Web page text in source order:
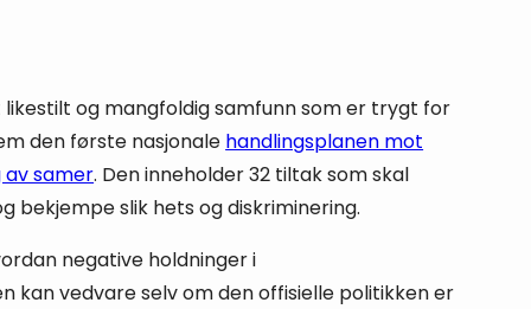
likestilt og mangfoldig samfunn som er trygt for
den første nasjonale handlingsplanen mot
av samer. Den inneholder 32 tiltak som skal
bekjempe slik hets og diskriminering.
negative holdninger i
kan vedvare selv om den offisielle politikken er